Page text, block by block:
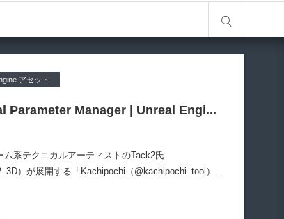
アセット
Parameter Manager | Unreal Engi...
ム系テクニカルアーティストのTack2氏
）が展開する「Kachipochi（@kachipochi_tool）」